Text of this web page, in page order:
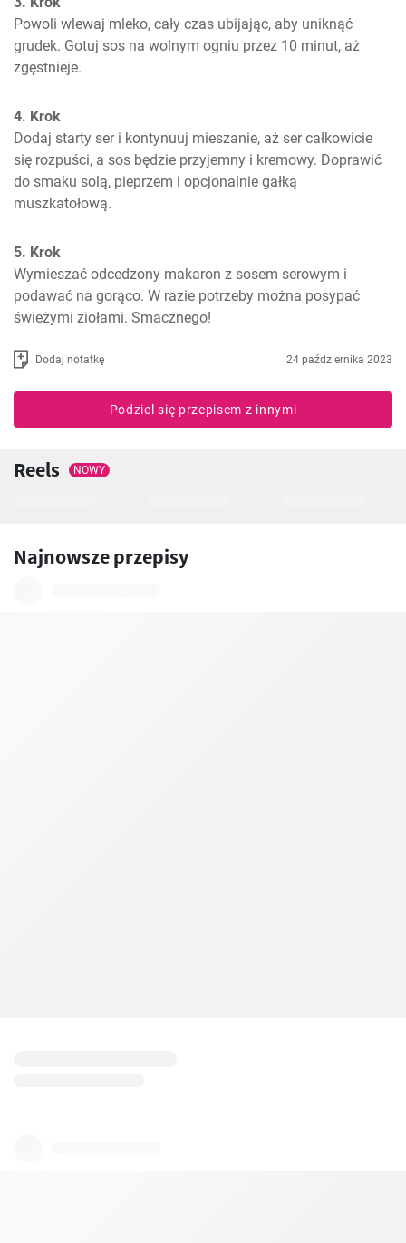
Powoli wlewaj mleko, cały czas ubijając, aby uniknąć
grudek. Gotuj sos na wolnym ogniu przez 10 minut, aż
zgęstnieje.
4. Krok
Dodaj starty ser i kontynuuj mieszanie, aż ser całkowicie
się rozpuści, a sos będzie przyjemny i kremowy. Doprawić
do smaku solą, pieprzem i opcjonalnie gałką
muszkatołową.
5. Krok
Wymieszać odcedzony makaron z sosem serowym i
podawać na gorąco. W razie potrzeby można posypać
świeżymi ziołami. Smacznego!
Dodaj notatkę 24 października 2023
Podziel się przepisem z innymi
Reels NOWY
Najnowsze przepisy